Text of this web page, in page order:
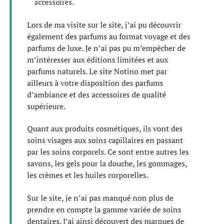
accessoires.
Lors de ma visite sur le site, j’ai pu découvrir
également des parfums au format voyage et des
parfums de luxe. Je n’ai pas pu m’empêcher de
m’intéresser aux éditions limitées et aux
parfums naturels. Le site Notino met par
ailleurs à votre disposition des parfums
d’ambiance et des accessoires de qualité
supérieure.
Quant aux produits cosmétiques, ils vont des
soins visages aux soins capillaires en passant
par les soins corporels. Ce sont entre autres les
savons, les gels pour la douche, les gommages,
les crèmes et les huiles corporelles.
Sur le site, je n’ai pas manqué non plus de
prendre en compte la gamme variée de soins
dentaires. J’ai ainsi découvert des marques de